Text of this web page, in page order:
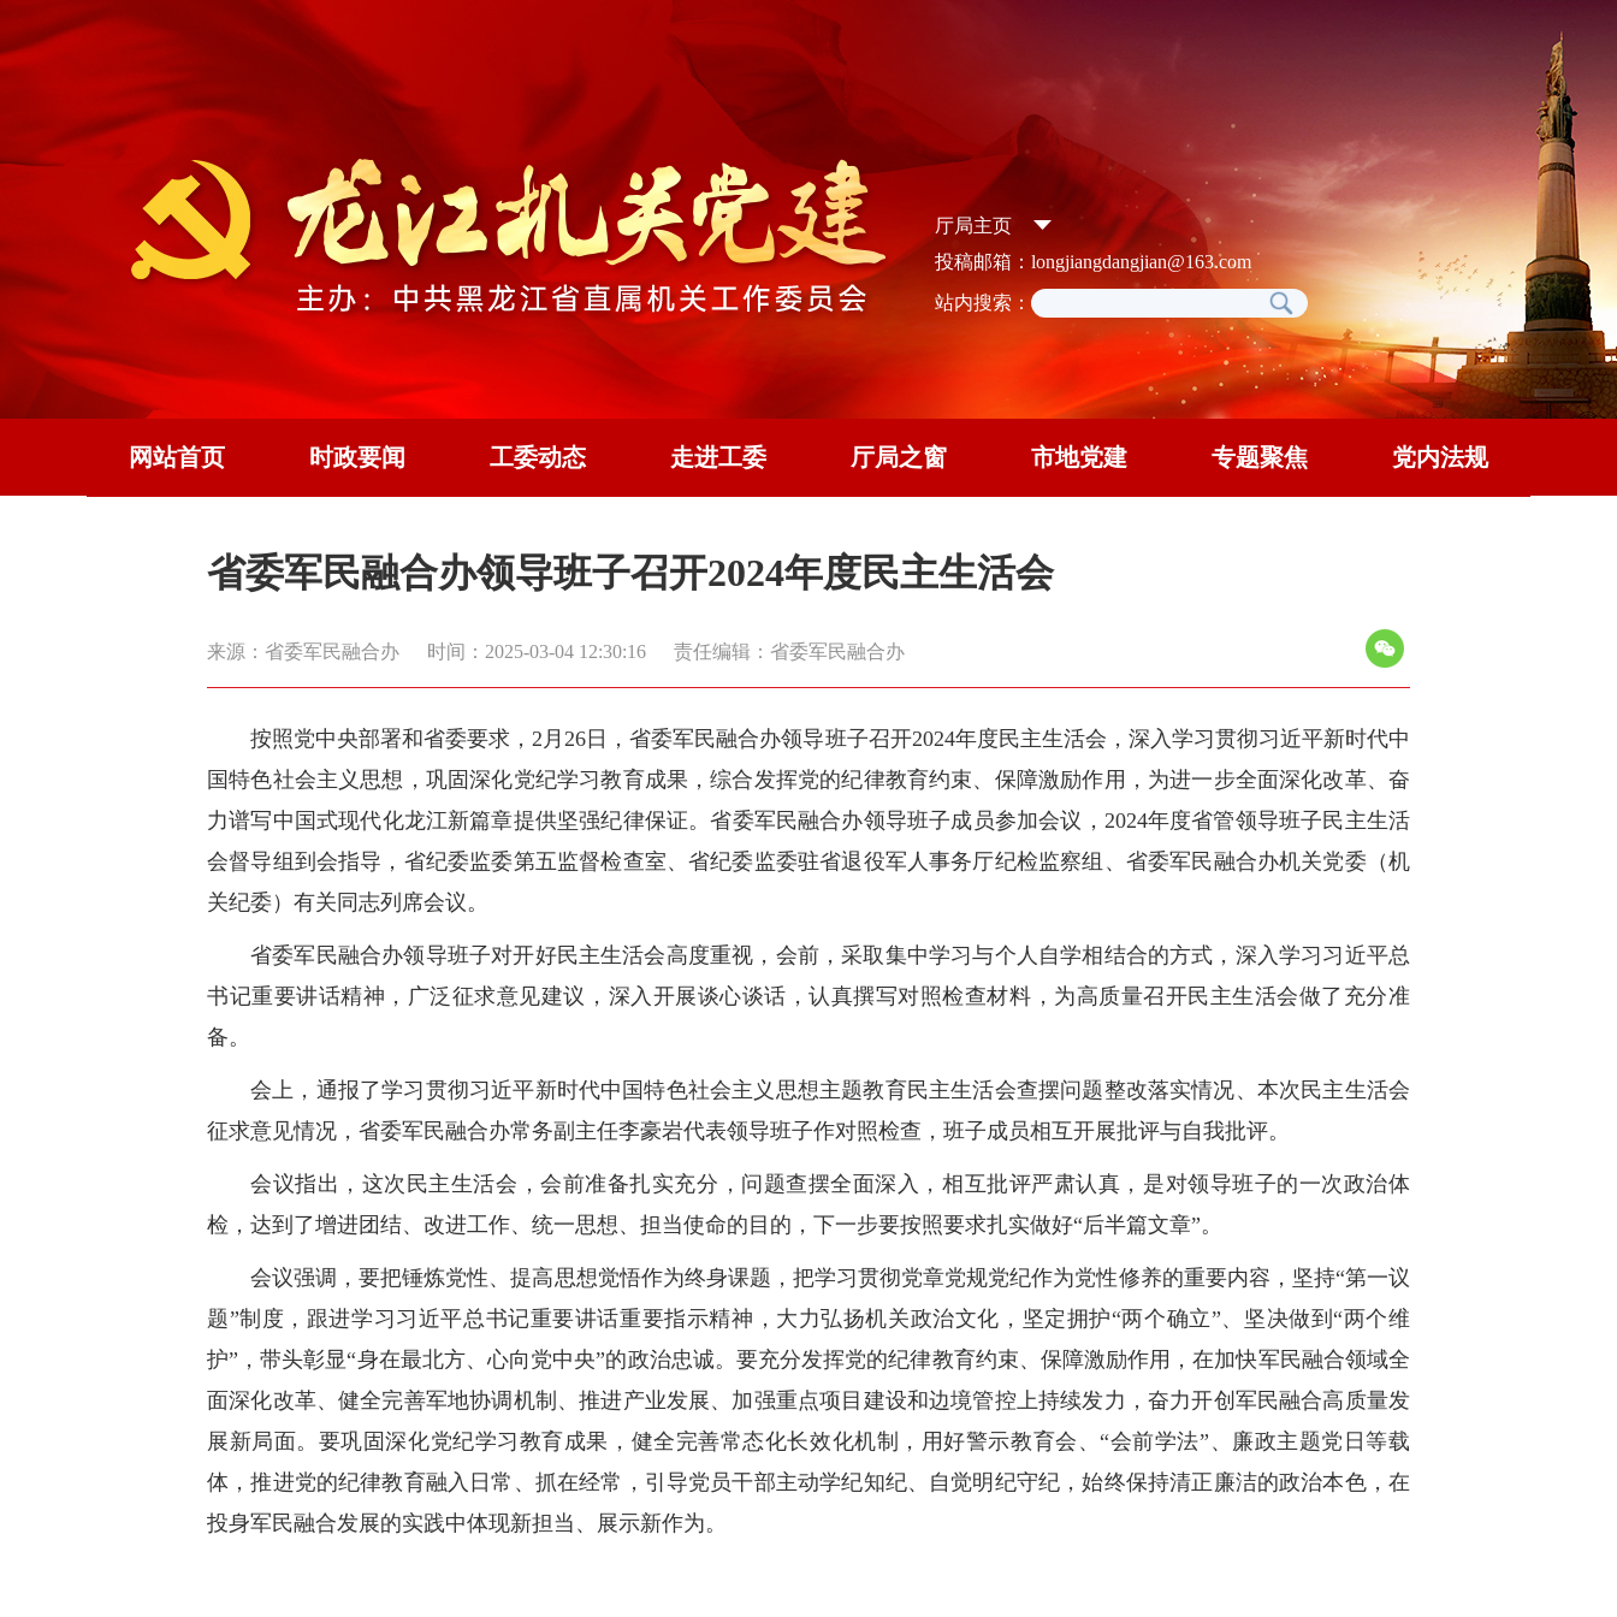
厅局主页
投稿邮箱：longjiangdangjian@163.com
站内搜索：
网站首页 时政要闻 工委动态 走进工委 厅局之窗 市地党建 专题聚焦 党内法规
省委军民融合办领导班子召开2024年度民主生活会
来源：省委军民融合办 时间：2025-03-04 12:30:16 责任编辑：省委军民融合办
按照党中央部署和省委要求，2月26日，省委军民融合办领导班子召开2024年度民主生活会，深入学习贯彻习近平新时代中
国特色社会主义思想，巩固深化党纪学习教育成果，综合发挥党的纪律教育约束、保障激励作用，为进一步全面深化改革、奋
力谱写中国式现代化龙江新篇章提供坚强纪律保证。省委军民融合办领导班子成员参加会议，2024年度省管领导班子民主生活
会督导组到会指导，省纪委监委第五监督检查室、省纪委监委驻省退役军人事务厅纪检监察组、省委军民融合办机关党委（机
关纪委）有关同志列席会议。
省委军民融合办领导班子对开好民主生活会高度重视，会前，采取集中学习与个人自学相结合的方式，深入学习习近平总
书记重要讲话精神，广泛征求意见建议，深入开展谈心谈话，认真撰写对照检查材料，为高质量召开民主生活会做了充分准
备。
会上，通报了学习贯彻习近平新时代中国特色社会主义思想主题教育民主生活会查摆问题整改落实情况、本次民主生活会
征求意见情况，省委军民融合办常务副主任李豪岩代表领导班子作对照检查，班子成员相互开展批评与自我批评。
会议指出，这次民主生活会，会前准备扎实充分，问题查摆全面深入，相互批评严肃认真，是对领导班子的一次政治体
检，达到了增进团结、改进工作、统一思想、担当使命的目的，下一步要按照要求扎实做好“后半篇文章”。
会议强调，要把锤炼党性、提高思想觉悟作为终身课题，把学习贯彻党章党规党纪作为党性修养的重要内容，坚持“第一议
题”制度，跟进学习习近平总书记重要讲话重要指示精神，大力弘扬机关政治文化，坚定拥护“两个确立”、坚决做到“两个维
护”，带头彰显“身在最北方、心向党中央”的政治忠诚。要充分发挥党的纪律教育约束、保障激励作用，在加快军民融合领域全
面深化改革、健全完善军地协调机制、推进产业发展、加强重点项目建设和边境管控上持续发力，奋力开创军民融合高质量发
展新局面。要巩固深化党纪学习教育成果，健全完善常态化长效化机制，用好警示教育会、“会前学法”、廉政主题党日等载
体，推进党的纪律教育融入日常、抓在经常，引导党员干部主动学纪知纪、自觉明纪守纪，始终保持清正廉洁的政治本色，在
投身军民融合发展的实践中体现新担当、展示新作为。